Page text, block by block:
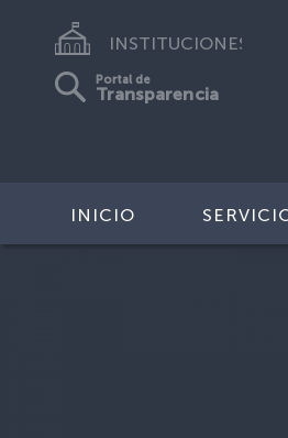
INSTITUCIONES
Portal de
Transparencia
INICIO